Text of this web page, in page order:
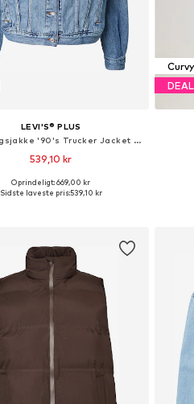
LEVI'S® PLUS
Overgangsjakke '90's Trucker Jacket (Plus Size)'
539,10 kr
Oprindeligt: 669,00 kr
Sidste laveste pris:539,10 kr
Curvy
DEAL